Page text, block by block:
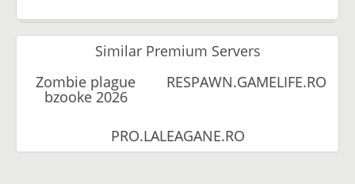
Similar Premium Servers
Zombie plague
bzooke 2026
RESPAWN.GAMELIFE.RO
PRO.LALEAGANE.RO